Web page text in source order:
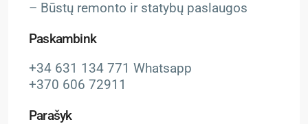
– Būstų remonto ir statybų paslaugos
Paskambink
+34 631 134 771 Whatsapp
+370 606 72911
Parašyk